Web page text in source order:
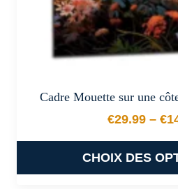
Cadre Mouette sur une
€29.99 – €
CHOIX DES